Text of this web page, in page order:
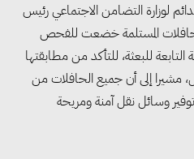
لوزارة التضامن الاجتماعي رئيس
المستلمة خضعت للفحص
للبعثة، للتأكد من مطابقتها
مشيرا إلى أن جميع الحافلات من
توفير وسائل نقل آمنة ومريحة